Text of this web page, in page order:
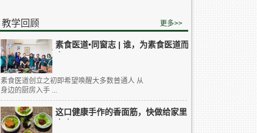
教学回顾 更多>>
素食医道•同窗志 | 谁，为素食医道而
素食医道创立之初即希望唤醒大多数普通人 从
身边的厨房入手 ...
这口健康手作的香面筋，快做给家里